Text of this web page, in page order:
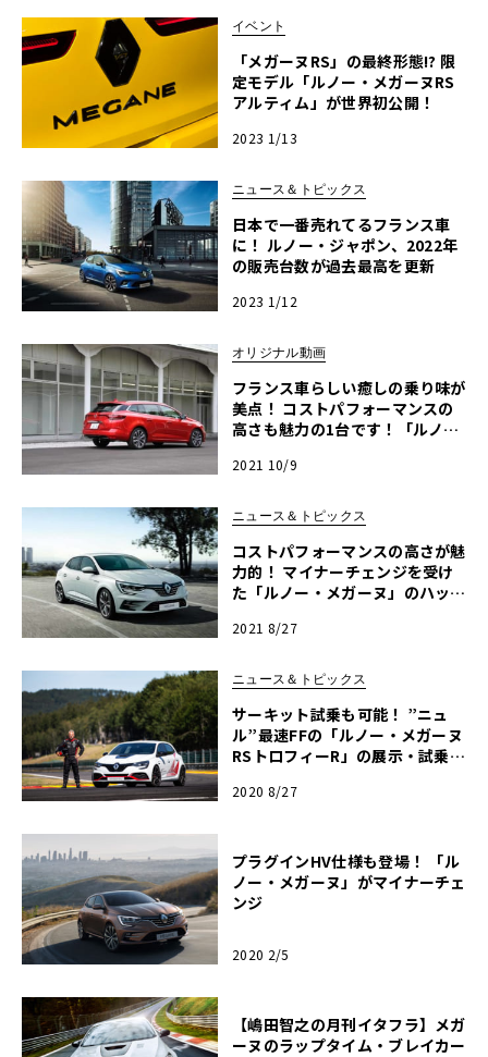
イベント
「メガーヌRS」の最終形態!? 限
定モデル「ルノー・メガーヌRS
アルティム」が世界初公開！
2023 1/13
ニュース＆トピックス
日本で一番売れてるフランス車
に！ ルノー・ジャポン、2022年
の販売台数が過去最高を更新
2023 1/12
オリジナル動画
フランス車らしい癒しの乗り味が
美点！ コストパフォーマンスの
高さも魅力の1台です！「ルノー
【河口まなぶ動画インプレッショ
2021 10/9
ニュース＆トピックス
コストパフォーマンスの高さが魅
力的！ マイナーチェンジを受け
た「ルノー・メガーヌ」のハッチ
2021 8/27
ニュース＆トピックス
サーキット試乗も可能！ ”ニュ
ル”最速FFの「ルノー・メガーヌ
RSトロフィーR」の展示・試乗車
2020 8/27
プラグインHV仕様も登場！ 「ル
ノー・メガーヌ」がマイナーチェ
ンジ
2020 2/5
【嶋田智之の月刊イタフラ】メガ
ーヌのラップタイム・ブレイカー